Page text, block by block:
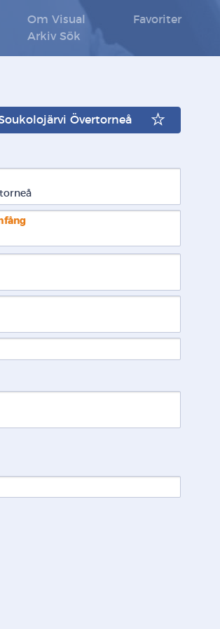
Om Visual
Arkiv Sök
Favoriter
Övertorneå